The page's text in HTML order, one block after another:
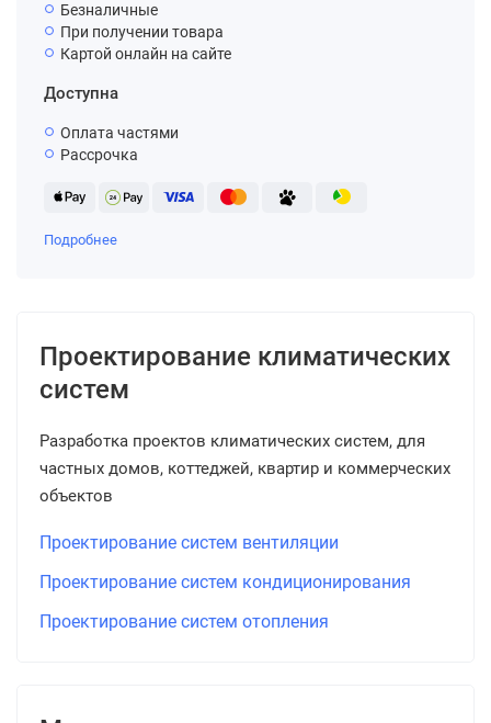
Безналичные
При получении товара
Картой онлайн на сайте
Доступна
Оплата частями
Рассрочка
Подробнее
Проектирование климатических
систем
Разработка проектов климатических систем, для
частных домов, коттеджей, квартир и коммерческих
объектов
Проектирование систем вентиляции
Проектирование систем кондиционирования
Проектирование систем отопления